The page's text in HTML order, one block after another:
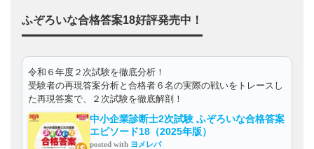
ふぞろいな合格答案18好評発売中！
令和６年度２次試験を徹底分析！
受験者の再現答案分析と合格者６名の実際の戦いをトレースし
た再現答案で、２次試験を徹底解剖！
中小企業診断士2次試験 ふぞろいな合格答案
エピソード18（2025年版）
posted with ヨメレバ